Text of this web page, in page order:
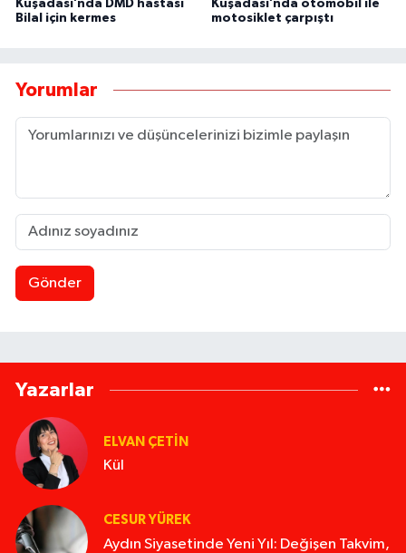
Kuşadası’nda DMD hastası
Bilal için kermes
Kuşadası’nda otomobil ile
motosiklet çarpıştı
Yorumlar
Gönder
Yazarlar
ELVAN ÇETIN
Kül
CESUR YÜREK
Aydın Siyasetinde Yeni Yıl: Değişen Takvim,